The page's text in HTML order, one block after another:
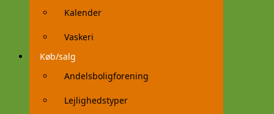
Kalender
Vaskeri
Køb/salg
Andelsboligforening
Lejlighedstyper